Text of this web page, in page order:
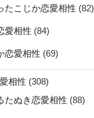
たこじか恋愛相性 (82)
愛相性 (84)
恋愛相性 (69)
相性 (308)
たぬき恋愛相性 (88)